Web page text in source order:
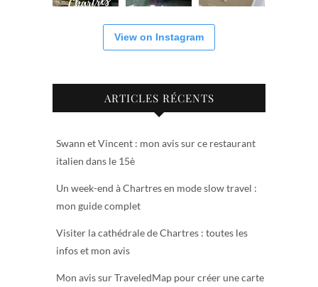
View on Instagram
ARTICLES RÉCENTS
Swann et Vincent : mon avis sur ce restaurant
italien dans le 15è
Un week-end à Chartres en mode slow travel :
mon guide complet
Visiter la cathédrale de Chartres : toutes les
infos et mon avis
Mon avis sur TraveledMap pour créer une carte